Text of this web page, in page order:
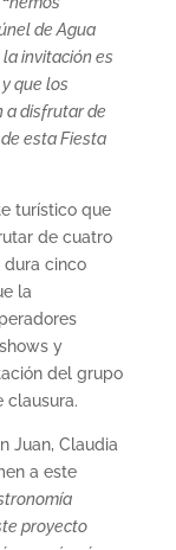
de Agua
invitación es
que los
a disfrutar de
esta Fiesta
turístico que
de cuatro
dura cinco
la
y
del grupo
clausura.
Juan, Claudia
a este
proyecto